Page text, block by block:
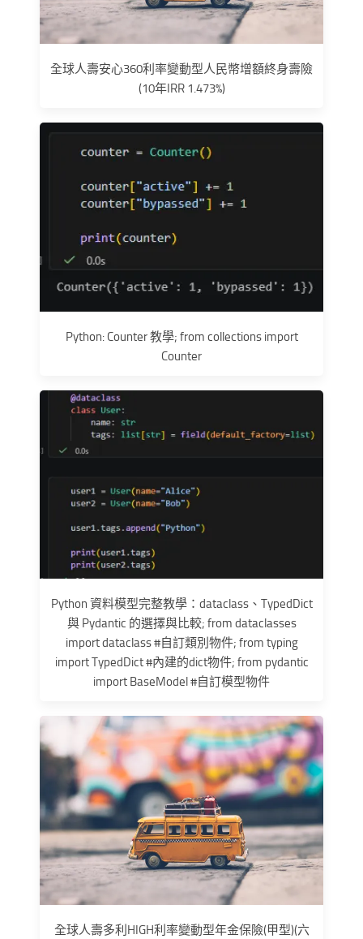
全球人壽安心360利率變動型人民幣增額終身壽險
(10年IRR 1.473%)
Python: Counter 教學; from collections import
Counter
Python 資料模型完整教學：dataclass、TypedDict
與 Pydantic 的選擇與比較; from dataclasses
import dataclass #自訂類別物件; from typing
import TypedDict #內建的dict物件; from pydantic
import BaseModel #自訂模型物件
全球人壽多利HIGH利率變動型年金保險(甲型)(六